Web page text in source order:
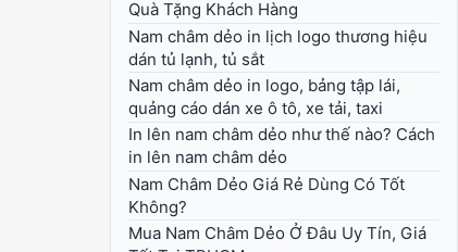
Quà Tặng Khách Hàng
Nam châm dẻo in lịch logo thương hiệu
dán tủ lạnh, tủ sắt
Nam châm dẻo in logo, bảng tập lái,
quảng cáo dán xe ô tô, xe tải, taxi
In lên nam châm dẻo như thế nào? Cách
in lên nam châm dẻo
Nam Châm Dẻo Giá Rẻ Dùng Có Tốt
Không?
Mua Nam Châm Dẻo Ở Đâu Uy Tín, Giá